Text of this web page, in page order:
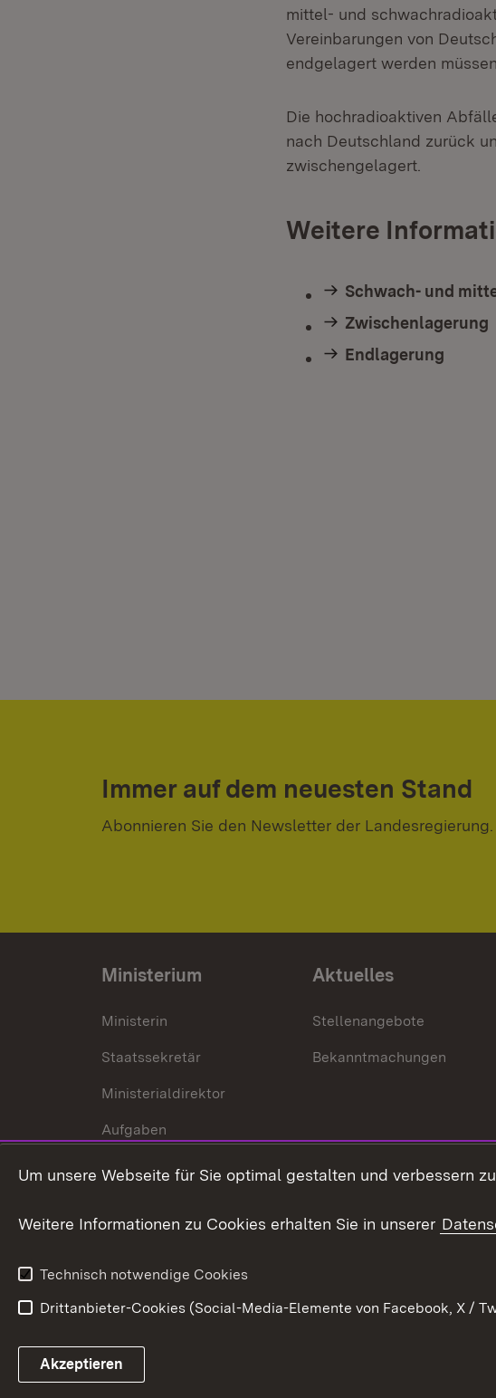
mittel- und
Vereinbarungen von
endgelagert werden müssen.
Die hochradioaktiven
nach Deutschland zurück
zwischengelagert.
Weitere
Schwach- und
Zwischenlagerung
Endlagerung
Immer auf dem neuesten Stand
Abonnieren Sie den Newsletter der Landesregierung.
Ministerium
Ministerin
Staatssekretär
Ministerialdirektor
Aufgaben
Internationale
Aktuelles
Stellenangebote
Bekanntmachungen
Link zum Landesportal
Um unsere Webseite für Sie optimal gestalten und verbessern
Weitere Informationen zu Cookies erhalten Sie in unserer
Technisch notwendige Cookies
Drittanbieter-Cookies (Social-Media-Elemente von Facebook, X /
Akzeptieren